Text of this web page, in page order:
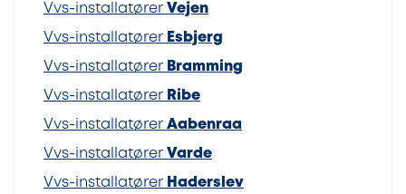
Vvs-installatører Vejen
Vvs-installatører Esbjerg
Vvs-installatører Bramming
Vvs-installatører Ribe
Vvs-installatører Aabenraa
Vvs-installatører Varde
Vvs-installatører Haderslev